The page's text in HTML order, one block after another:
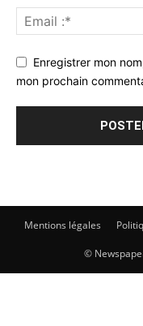
Enregistrer mon
mon prochain
Mentions légales
©